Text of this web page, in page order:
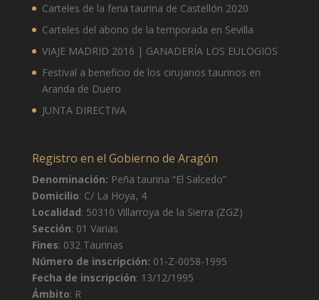
Viernes 37° 22°
15 de agosto
Sábado 34° 22°
Carteles de la feria taurina de Castellón 2020
Carteles del abono de la temporada en Sevilla
VIAJE MADRID 2016 | GANADERÍA LOS EULOGIOS
Festival a beneficio de los cirujanos taurinos en
Aranda de Duero
JUNTA DIRECTIVA
Registro en el Gobierno de Aragón
Denominación: Peña taurina “El Salcedo”
Domicilio: C/ La Hoya, 4
Localidad: 50310 Villarroya de la Sierra (ZGZ)
Sección: 01 Varias
Fines: 032 Taurinas
Número de inscripción: 01-Z-0058-1995
Fecha de inscripción: 13/12/1995
Ámbito: R